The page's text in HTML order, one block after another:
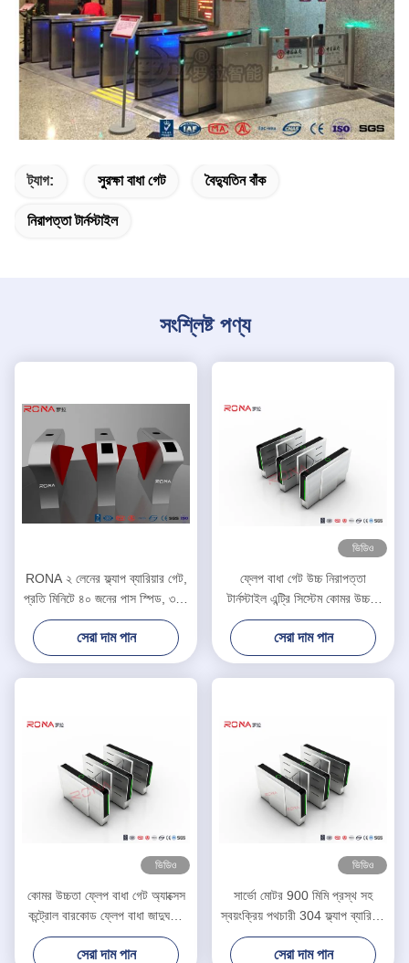
ট্যাগ: সুরক্ষা বাধা গেট বৈদ্যুতিন বাঁক
নিরাপত্তা টার্নস্টাইল
সংশ্লিষ্ট পণ্য
RONA ২ লেনের ফ্ল্যাপ ব্যারিয়ার গেট,
প্রতি মিনিটে ৪০ জনের পাস স্পিড, ৩০৪
স্টেইনলেস স্টিল নির্মাণ এবং দ্বিমুখী
অ্যাক্সেস কন্ট্রোল
সেরা দাম পান
ভিডিও
ফ্লেপ বাধা গেট উচ্চ নিরাপত্তা
টার্নস্টাইল এন্ট্রি সিস্টেম কোমর উচ্চতা
টার্নস্টাইল 550mm পাসওয়ার্ড প্রস্থ
সেরা দাম পান
ভিডিও
কোমর উচ্চতা ফ্লেপ বাধা গেট অ্যাক্সেস
কন্ট্রোল বারকোড ফ্লেপ বাধা জাদুঘরের
জন্য টার্নস্টাইল
সেরা দাম পান
ভিডিও
সার্ভো মোটর 900 মিমি প্রস্থ সহ
স্বয়ংক্রিয় পথচারী 304 ফ্ল্যাপ ব্যারিয়ার
গেট
সেরা দাম পান